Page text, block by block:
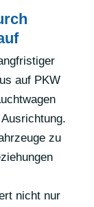
auf PKW
zu
nicht nur